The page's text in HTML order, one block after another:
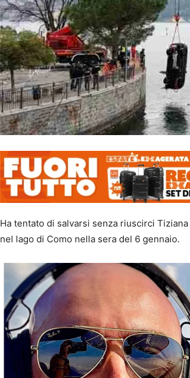
Ha tentato di salvarsi senza riuscirci
nel lago di Como nella sera del 6 gennaio.